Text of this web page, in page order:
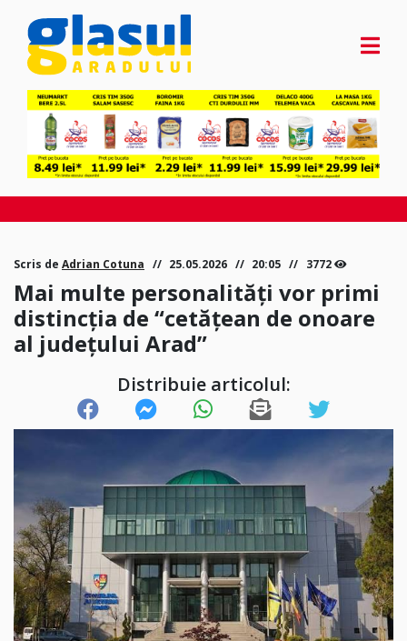
Scris de Adrian Cotuna 25.05.2026 20:05 3772
Mai multe personalități vor primi
distincția de “cetățean de onoare
al județului Arad”
Distribuie articolul: